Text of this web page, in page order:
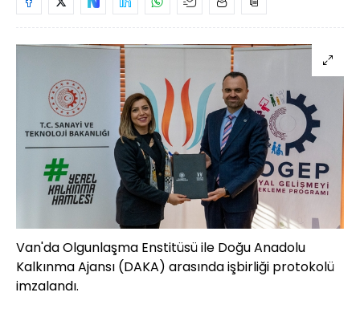
Van'da Olgunlaşma Enstitüsü ile Doğu Anadolu
Kalkınma Ajansı (DAKA) arasında işbirliği protokolü
imzalandı.